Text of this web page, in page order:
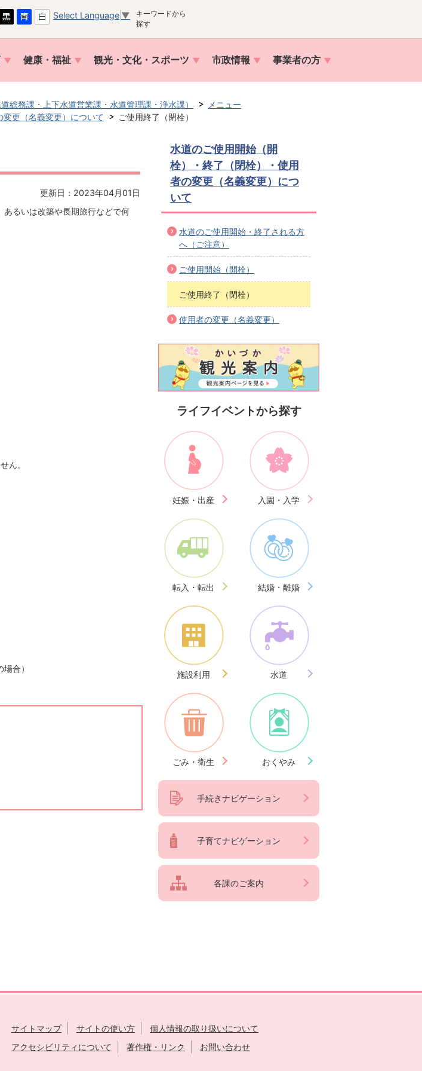
Select Language ▼
キーワードから
探す
健康・福祉 観光・文化・スポーツ 市政情報 事業者の方
道総務課・上下水道営業課・水道管理課・浄水課）
メニュー
更（名義変更）について
ご使用終了（閉栓）
更新日：2023年04月01日
るいは改築や長期旅行などで何
ん。
合）
水道のご使用開始（開
栓）・終了（閉栓）・使用
者の変更（名義変更）につ
いて
水道のご使用開始・終了される方
へ（ご注意）
ご使用開始（開栓）
ご使用終了（閉栓）
使用者の変更（名義変更）
ライフイベントから探す
妊娠・出産 入園・入学
転入・転出 結婚・離婚
施設利用 水道
ごみ・衛生 おくやみ
手続きナビゲーション
子育てナビゲーション
各課のご案内
サイトマップ サイトの使い方
個人情報の取り扱いについて
アクセシビリティについて
著作権・リンク お問い合わせ